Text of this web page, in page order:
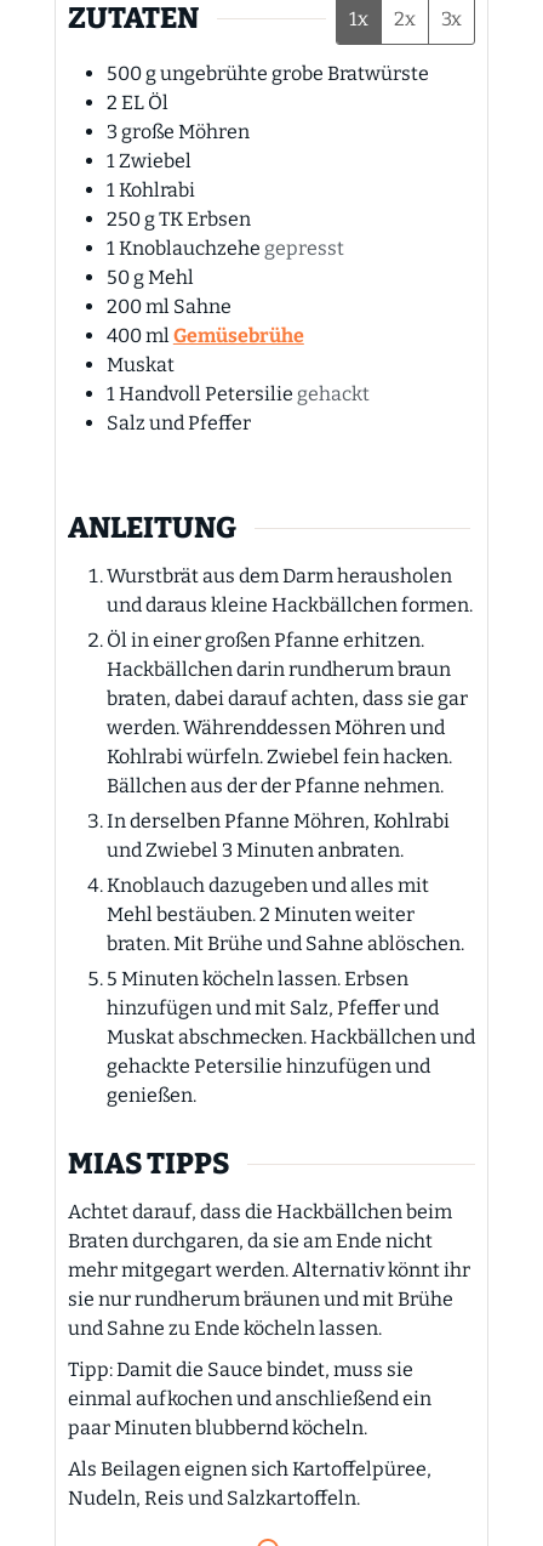
ZUTATEN 1x 2x 3x
500gungebrühte grobe Bratwürste
2 EL Öl
3 große Möhren
1Zwiebel
1Kohlrabi
250gTK Erbsen
1Knoblauchzehe gepresst
50gMehl
200ml Sahne
400mlGemüsebrühe
Muskat
1HandvollPetersilie gehackt
Salz und Pfeffer
ANLEITUNG
Wurstbrät aus dem Darm herausholen
und daraus kleine Hackbällchen formen.
Öl in einer großen Pfanne erhitzen.
Hackbällchen darin rundherum braun
braten, dabei darauf achten, dass sie gar
werden. Währenddessen Möhren und
Kohlrabi würfeln. Zwiebel fein hacken.
Bällchen aus der der Pfanne nehmen.
In derselben Pfanne Möhren, Kohlrabi
und Zwiebel 3 Minuten anbraten.
Knoblauch dazugeben und alles mit
Mehl bestäuben. 2 Minuten weiter
braten. Mit Brühe und Sahne ablöschen.
5 Minuten köcheln lassen. Erbsen
hinzufügen und mit Salz, Pfeffer und
Muskat abschmecken. Hackbällchen und
gehackte Petersilie hinzufügen und
genießen.
MIAS TIPPS
Achtet darauf, dass die Hackbällchen beim
Braten durchgaren, da sie am Ende nicht
mehr mitgegart werden. Alternativ könnt ihr
sie nur rundherum bräunen und mit Brühe
und Sahne zu Ende köcheln lassen.
Tipp: Damit die Sauce bindet, muss sie
einmal aufkochen und anschließend ein
paar Minuten blubbernd köcheln.
Als Beilagen eignen sich Kartoffelpüree,
Nudeln, Reis und Salzkartoffeln.